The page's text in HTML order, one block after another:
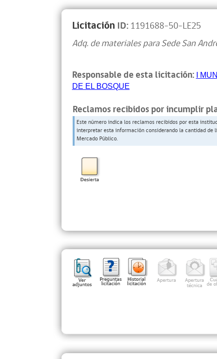
Licitación ID:1191688-50-LE25
Adq. de materiales para Sede San
Responsable de esta licitación:I
DE EL BOSQUE
Reclamos recibidos por incumplir
Este número indica los reclamos recibidos por esta
interpretar esta información considerando la cantidad
Mercado Público.